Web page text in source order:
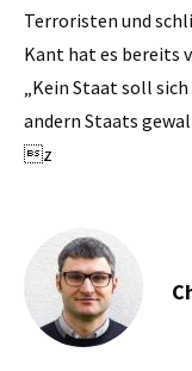
Terroristen und
Kant hat es bereits
„Kein Staat soll
andern Staats
z